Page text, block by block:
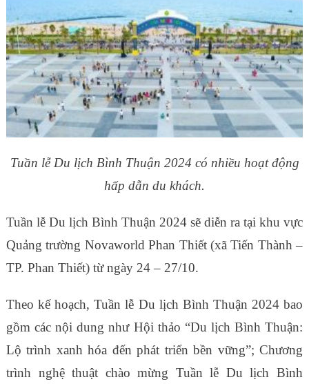
Tuần lễ Du lịch Bình Thuận 2024 có nhiều hoạt động
hấp dẫn du khách.
Tuần lễ Du lịch Bình Thuận 2024 sẽ diễn ra tại khu vực
Quảng trường Novaworld Phan Thiết (xã Tiến Thành –
TP. Phan Thiết) từ ngày 24 – 27/10.
Theo kế hoạch, Tuần lễ Du lịch Bình Thuận 2024 bao
gồm các nội dung như Hội thảo “Du lịch Bình Thuận:
Lộ trình xanh hóa đến phát triển bền vững”; Chương
trình nghệ thuật chào mừng Tuần lễ Du lịch Bình